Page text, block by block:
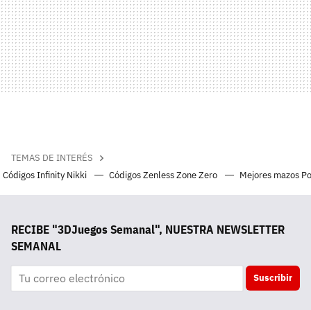
TEMAS DE INTERÉS
Códigos Infinity Nikki
Códigos Zenless Zone Zero Mejores mazos
RECIBE "3DJuegos Semanal", NUESTRA NEWSLETTER
SEMANAL
Suscribir